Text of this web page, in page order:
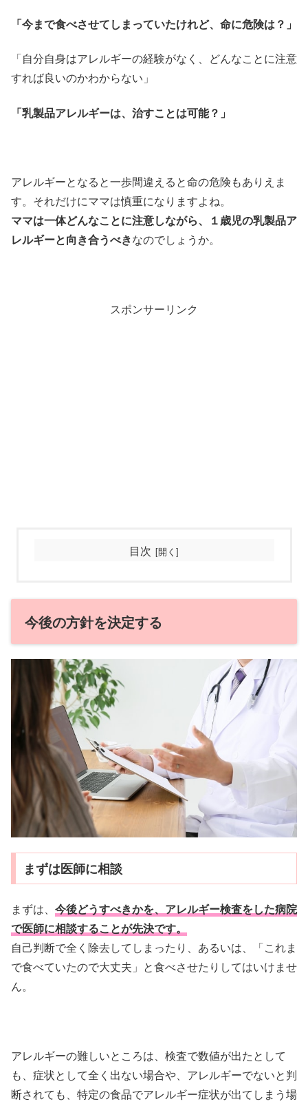
「今まで食べさせてしまっていたけれど、命に危険は？」
「自分自身はアレルギーの経験がなく、どんなことに注意
すれば良いのかわからない」
「乳製品アレルギーは、治すことは可能？」
アレルギーとなると一歩間違えると命の危険もありえま
す。それだけにママは慎重になりますよね。
ママは一体どんなことに注意しながら、１歳児の乳製品ア
レルギーと向き合うべきなのでしょうか。
スポンサーリンク
目次
今後の方針を決定する
まずは医師に相談
まずは、 今後どうすべきかを、アレルギー検査をした病院
で医師に相談することが先決です。
自己判断で全く除去してしまったり、あるいは、「これま
で食べていたので大丈夫」と食べさせたりしてはいけませ
ん。
アレルギーの難しいところは、検査で数値が出たとして
も、症状として全く出ない場合や、アレルギーでないと判
断されても、特定の食品でアレルギー症状が出てしまう場